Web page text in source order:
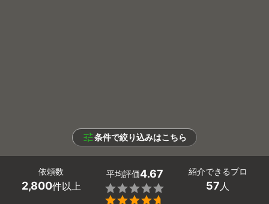
条件で絞り込みはこちら
依頼数
2,800件以上
平均評価4.67


紹介できるプロ
57人